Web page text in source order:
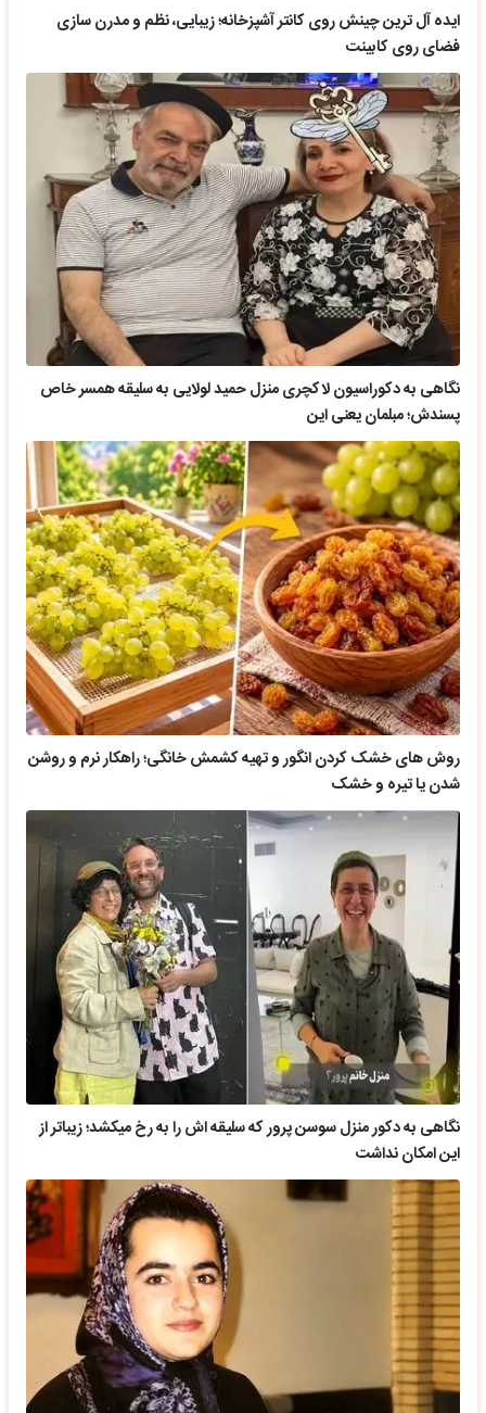
ایده آل ترین چینش روی کانتر آشپزخانه؛ زیبایی، نظم و مدرن سازی
فضای روی کابینت
نگاهی به دکوراسیون لاکچری منزل حمید لولایی به سلیقه همسر خاص
پسندش؛ مبلمان یعنی این
روش های خشک کردن انگور و تهیه کشمش خانگی؛ راهکار نرم و روشن
شدن یا تیره و خشک
نگاهی به دکور منزل سوسن پرور که سلیقه اش را به رخ میکشد؛ زیباتر از
این امکان نداشت